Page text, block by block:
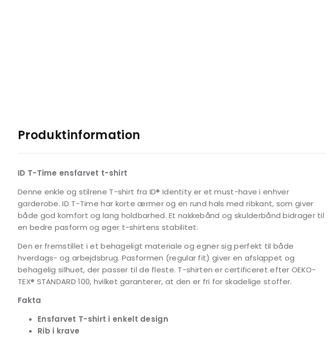
Produktinformation
ID T-Time ensfarvet t-shirt
Denne enkle og stilrene T-shirt fra ID® Identity er et must-have i enhver
garderobe. ID T-Time har korte ærmer og en rund hals med ribkant, som giver
både god komfort og lang holdbarhed. Et nakkebånd og skulderbånd bidrager til
en bedre pasform og øger t-shirtens stabilitet.
Den er fremstillet i et behageligt materiale og egner sig perfekt til både
hverdags- og arbejdsbrug. Pasformen (regular fit) giver en afslappet og
behagelig silhuet, der passer til de fleste. T-shirten er certificeret efter OEKO-
TEX® STANDARD 100, hvilket garanterer, at den er fri for skadelige stoffer.
Fakta
Ensfarvet T-shirt i enkelt design
Rib i krave